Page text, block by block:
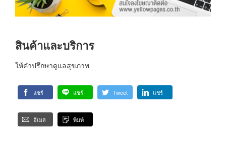
สินค้าและบริการ
ให้คำปรึกษาดูแลสุขภาพ
แชร์ แชร์ Tweet แชร์
อีเมล พิมพ์